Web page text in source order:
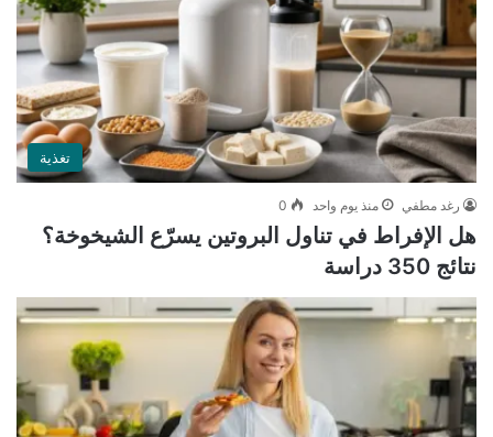
تغذية
رغد مطفي منذ يوم واحد 0
هل الإفراط في تناول البروتين يسرّع الشيخوخة؟
نتائج 350 دراسة